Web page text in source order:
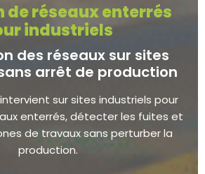
de réseaux enterrés
industriels
des réseaux sur sites
arrêt de production
intervient sur sites industriels pour
enterrés, détecter les fuites et
de travaux sans perturber la
production.